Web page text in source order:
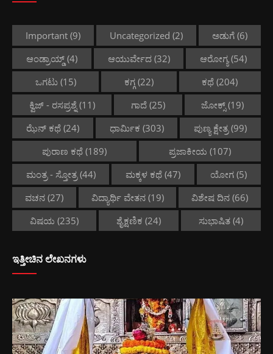
Important (9) Uncategorized (2) ಅಡುಗೆ (6)
ಆಂಡ್ರಾಯ್ಡ್(4) ಆಯುರ್ವೇದ(32) ಆರೋಗ್ಯ(54)
ಒಗಟು(15) ಕಗ್ಗ(22) ಕಥೆ (204)
ಕ್ವಿಜ್ - ರಸಪ್ರಶ್ನೆ(11) ಗಾದೆ(25) ಜೋಕ್ಸ್(19)
ಝೆನ್ ಕಥೆ(24) ಧಾರ್ಮಿಕ (303) ಪುಣ್ಯ ಕ್ಷೇತ್ರ(99)
ಪುರಾಣ ಕಥೆ (189) ಪ್ರಜಾಕೀಯ (107)
ಮಂತ್ರ - ಸ್ತೋತ್ರ(44) ಮಕ್ಕಳ ಕಥೆ(47) ಯೋಗ (5)
ವಚನ(27) ವಿದ್ಯಾರ್ಥಿ ವೇತನ(19) ವಿಶೇಷ ದಿನ (66)
ವಿಷಯ (235) ಶೈಕ್ಷಣಿಕ (24) ಸುಭಾಷಿತ (4)
ಇತ್ತೀಚಿನ ಲೇಖನಗಳು